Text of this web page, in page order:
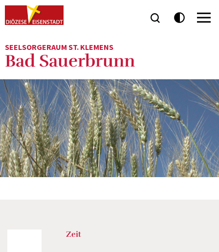
SEELSORGERAUM ST. KLEMENS
Bad Sauerbrunn
Zeit